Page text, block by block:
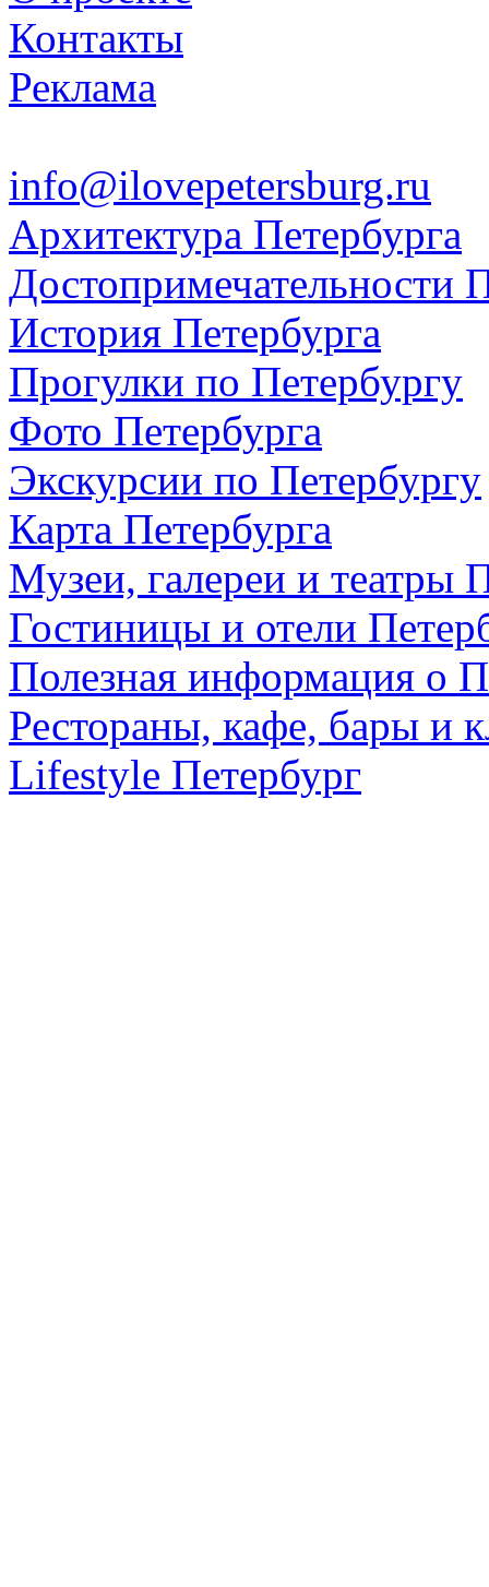
Контакты
Реклама
info@ilovepetersburg.ru
Архитектура Петербурга
Достопримечательности
История Петербурга
Прогулки по Петербургу
Фото Петербурга
Экскурсии по Петербургу
Карта Петербурга
Музеи, галереи и театры
Гостиницы и отели
Полезная информация о
Рестораны, кафе, бары и
Lifestyle Петербург